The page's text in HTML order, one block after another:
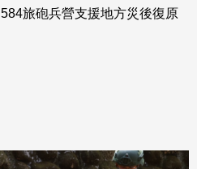
584旅砲兵營支援地方災後復原